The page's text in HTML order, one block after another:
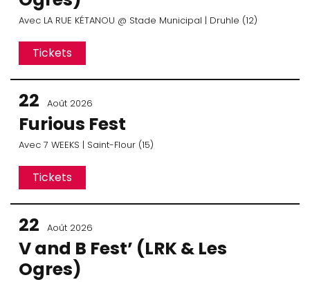
Avec LA RUE KÉTANOU @ Stade Municipal | Druhle (12)
Tickets
22 Août 2026
Furious Fest
Avec 7 WEEKS | Saint-Flour (15)
Tickets
22 Août 2026
V and B Fest’ (LRK & Les
Ogres)